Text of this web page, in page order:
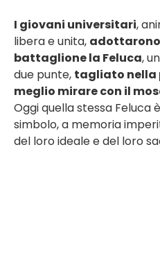
I giovani universitari,
libera e unita, adottarono
battaglione la Feluca,
due punte, tagliato nella
meglio mirare con il
Oggi quella stessa Feluca
simbolo, a memoria
del loro ideale e del loro